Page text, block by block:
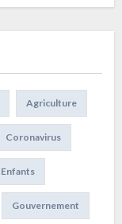
Agriculture
Coronavirus
Enfants
Gouvernement